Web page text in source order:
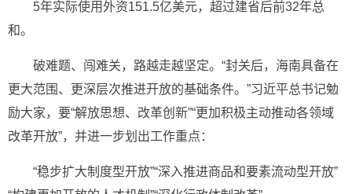
5年实际使用外资151.5亿美元，超过建省后前32年总
和。
破难题、闯难关，路越走越坚定。“封关后，海南具备在
更大范围、更深层次推进开放的基础条件。”习近平总书记勉
励大家，要“解放思想、改革创新”“更加积极主动推动各领域
改革开放”，并进一步划出工作重点：
“稳步扩大制度型开放”“深入推进商品和要素流动型开放”